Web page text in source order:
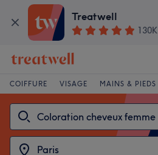
Treatwell
130K
COIFFURE VISAGE MAINS & PIEDS